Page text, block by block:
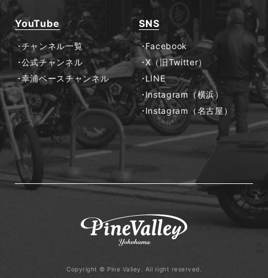
YouTube
チャンネル一覧
公式チャンネル
幸浦ベースチャンネル
SNS
Facebook
X（旧Twitter）
LINE
Instagram（横浜）
Instagram（名古屋）
Copyright © Pine Valley. All right reserved.